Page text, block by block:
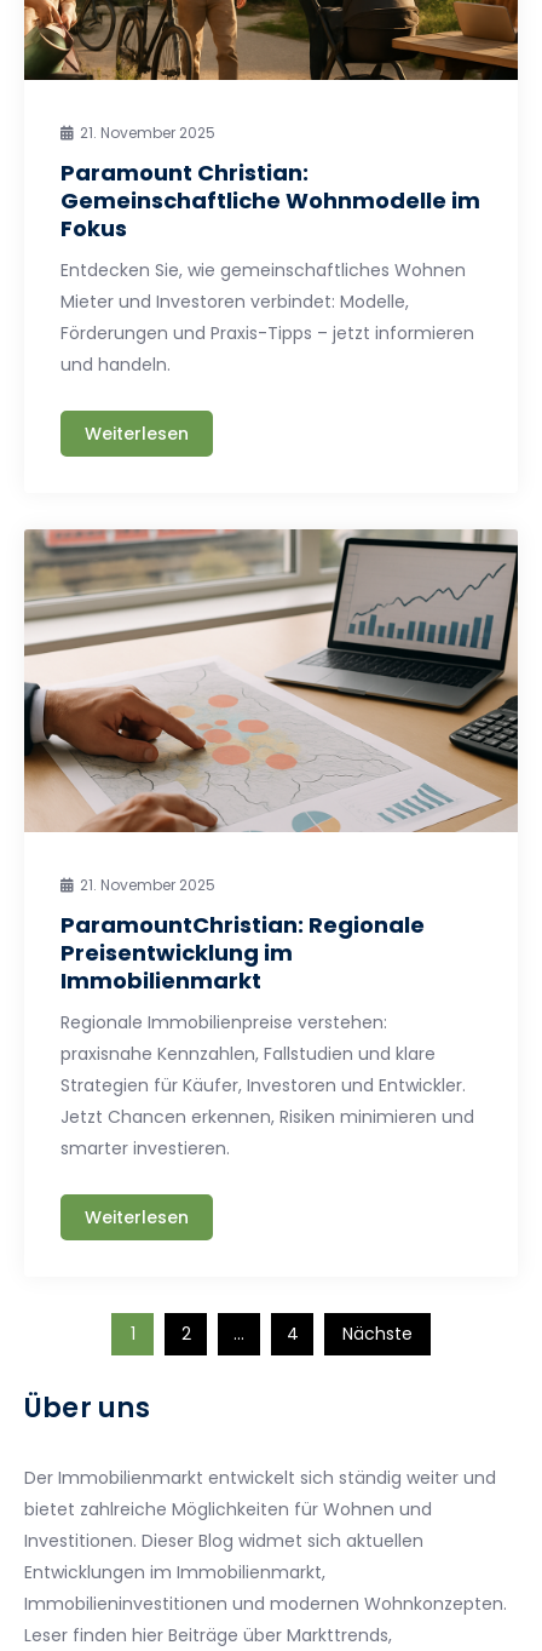
21. November 2025
Paramount Christian:
Gemeinschaftliche Wohnmodelle im
Fokus
Entdecken Sie, wie gemeinschaftliches Wohnen
Mieter und Investoren verbindet: Modelle,
Förderungen und Praxis-Tipps – jetzt informieren
und handeln.
Weiterlesen
21. November 2025
ParamountChristian: Regionale
Preisentwicklung im
Immobilienmarkt
Regionale Immobilienpreise verstehen:
praxisnahe Kennzahlen, Fallstudien und klare
Strategien für Käufer, Investoren und Entwickler.
Jetzt Chancen erkennen, Risiken minimieren und
smarter investieren.
Weiterlesen
der
Beiträge
1 2 … 4 Nächste
Über uns
Der Immobilienmarkt entwickelt sich ständig weiter und
bietet zahlreiche Möglichkeiten für Wohnen und
Investitionen. Dieser Blog widmet sich aktuellen
Entwicklungen im Immobilienmarkt,
Immobilieninvestitionen und modernen Wohnkonzepten.
Leser finden hier Beiträge über Markttrends,